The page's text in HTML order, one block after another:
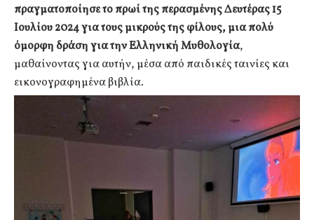
πραγματοποίησε το πρωί της περασμένης Δευτέρας 15
Ιουλίου 2024 για τους μικρούς της φίλους, μια πολύ
όμορφη δράση για την Ελληνική Μυθολογία,
μαθαίνοντας για αυτήν, μέσα από παιδικές ταινίες και
εικονογραφημένα βιβλία.